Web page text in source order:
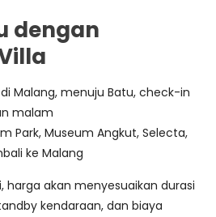
dengan
Malang, menuju Batu, check-in
malam
Park, Museum Angkut, Selecta,
ke Malang
harga akan menyesuaikan durasi
kendaraan, dan biaya